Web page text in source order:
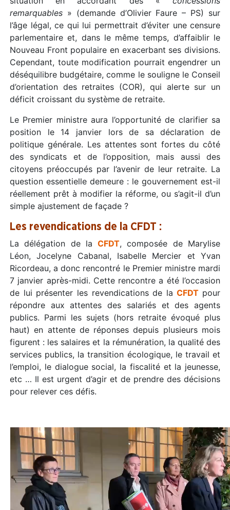
remarquables » (demande d’Olivier Faure – PS) sur
l’âge légal, ce qui lui permettrait d’éviter une censure
parlementaire et, dans le même temps, d’affaiblir le
Nouveau Front populaire en exacerbant ses divisions.
Cependant, toute modification pourrait engendrer un
déséquilibre budgétaire, comme le souligne le Conseil
d’orientation des retraites (COR), qui alerte sur un
déficit croissant du système de retraite.
Le Premier ministre aura l’opportunité de clarifier sa
position le 14 janvier lors de sa déclaration de
politique générale. Les attentes sont fortes du côté
des syndicats et de l’opposition, mais aussi des
citoyens préoccupés par l’avenir de leur retraite. La
question essentielle demeure : le gouvernement est-il
réellement prêt à modifier la réforme, ou s’agit-il d’un
simple ajustement de façade ?
Les revendications de la CFDT :
La délégation de laCFDT, composée de Marylise
Léon, Jocelyne Cabanal, Isabelle Mercier et Yvan
Ricordeau, a donc rencontré le Premier ministre mardi
7 janvier après-midi. Cette rencontre a été l’occasion
de lui présenter les revendications de laCFDT pour
répondre aux attentes des salariés et des agents
publics. Parmi les sujets (hors retraite évoqué plus
haut) en attente de réponses depuis plusieurs mois
figurent : les salaires et la rémunération, la qualité des
services publics, la transition écologique, le travail et
l’emploi, le dialogue social, la fiscalité et la jeunesse,
etc … Il est urgent d’agir et de prendre des décisions
pour relever ces défis.